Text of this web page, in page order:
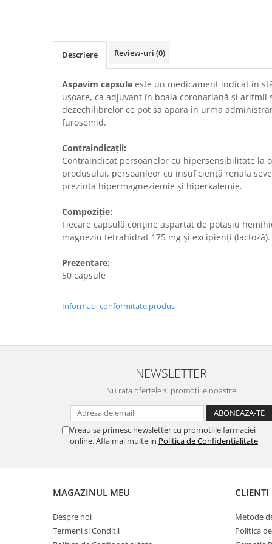
Descriere Review-uri (0)
Aspavim capsule este un medicament indicat in
ușoare, ca adjuvant în boala coronariană și aritmii
dezechilibrelor ce pot sa apara în urma
furosemid.
Contraindicații:
Contraindicat persoanelor cu hipersensibilitate la
produsului, persoanleor cu insuficiență renală
prezinta hipermagneziemie și hiperkalemie.
Compoziție:
Fiecare capsulă conține aspartat de potasiu
magneziu tetrahidrat 175 mg și excipienți (lactoză).
Prezentare:
50 capsule
Informatii conformitate produs
NEWSLETTER
Nu rata ofertele si promotiile noastre
Vreau sa primesc newsletter cu promotiile farmaciei
online. Afla mai multe in Politica de Confidentialitate
MAGAZINUL MEU
Despre noi
Termeni si Conditii
CLIENTI
Metode
Politica